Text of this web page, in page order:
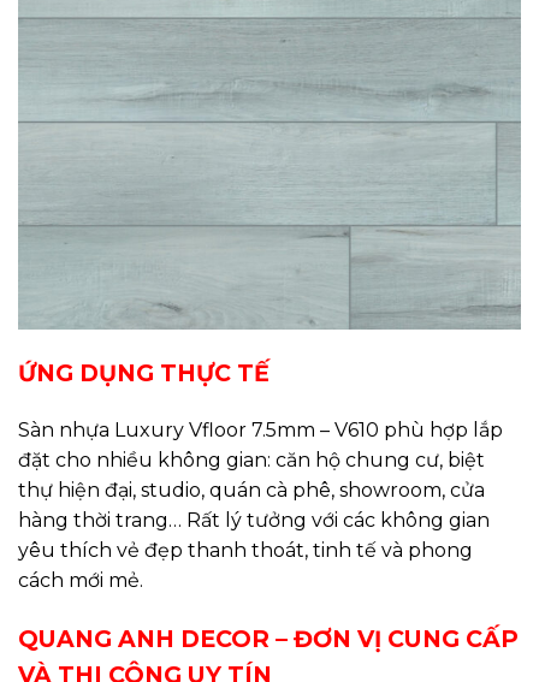
ỨNG DỤNG THỰC TẾ
Sàn nhựa Luxury Vfloor 7.5mm – V610 phù hợp lắp
đặt cho nhiều không gian: căn hộ chung cư, biệt
thự hiện đại, studio, quán cà phê, showroom, cửa
hàng thời trang… Rất lý tưởng với các không gian
yêu thích vẻ đẹp thanh thoát, tinh tế và phong
cách mới mẻ.
QUANG ANH DECOR – ĐƠN VỊ CUNG CẤP
VÀ THI CÔNG UY TÍN